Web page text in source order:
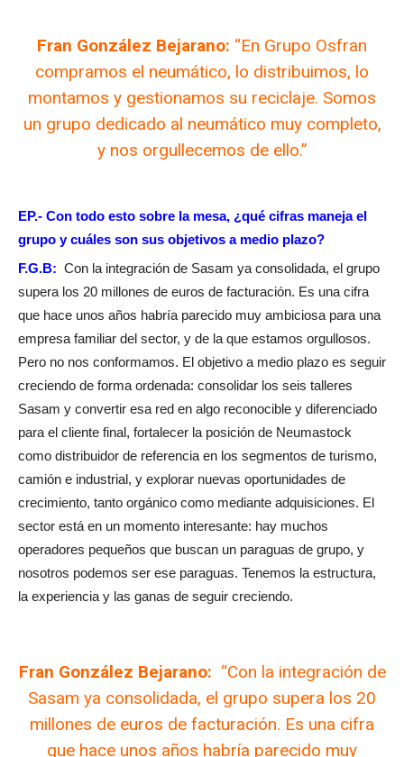
Fran González Bejarano: “En Grupo Osfran
compramos el neumático, lo distribuimos, lo
montamos y gestionamos su reciclaje. Somos
un grupo dedicado al neumático muy completo,
y nos orgullecemos de ello.”
EP.- Con todo esto sobre la mesa, ¿qué cifras maneja el
grupo y cuáles son sus objetivos a medio plazo?
F.G.B: Con la integración de Sasam ya consolidada, el grupo
supera los 20 millones de euros de facturación. Es una cifra
que hace unos años habría parecido muy ambiciosa para una
empresa familiar del sector, y de la que estamos orgullosos.
Pero no nos conformamos. El objetivo a medio plazo es seguir
creciendo de forma ordenada: consolidar los seis talleres
Sasam y convertir esa red en algo reconocible y diferenciado
para el cliente final, fortalecer la posición de Neumastock
como distribuidor de referencia en los segmentos de turismo,
camión e industrial, y explorar nuevas oportunidades de
crecimiento, tanto orgánico como mediante adquisiciones. El
sector está en un momento interesante: hay muchos
operadores pequeños que buscan un paraguas de grupo, y
nosotros podemos ser ese paraguas. Tenemos la estructura,
la experiencia y las ganas de seguir creciendo.
Fran González Bejarano: “Con la integración de
Sasam ya consolidada, el grupo supera los 20
millones de euros de facturación. Es una cifra
que hace unos años habría parecido muy